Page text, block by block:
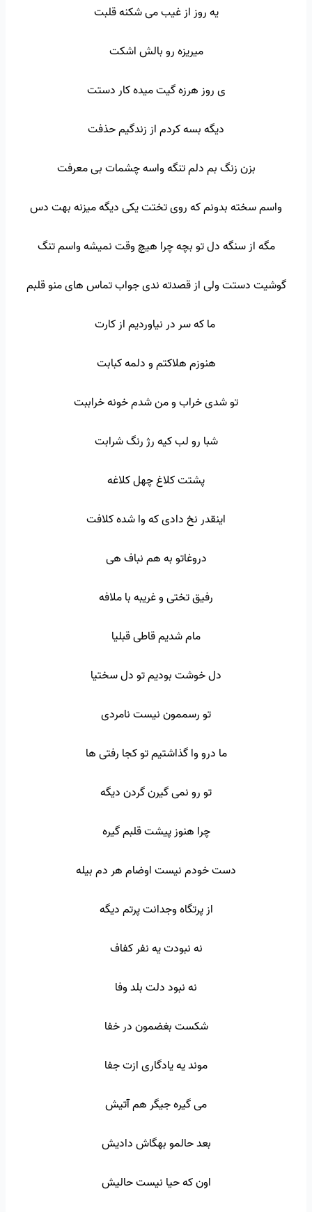
یه روز از غیب می شکنه قلبت
میریزه رو بالش اشکت
ی روز هرزه گیت میده کار دستت
دیگه بسه کردم از زندگیم حذفت
بزن زنگ بم دلم تنگه واسه چشمات بی معرفت
واسم سخته بدونم که روی تختت یکی دیگه میزنه بهت دس
مگه از سنگه دل تو بچه چرا هیچ وقت نمیشه واسم تنگ
گوشیت دستت ولی از قصدته ندی جواب تماس های منو قلبم
ما که سر در نیاوردیم از کارت
هنوزم هلاکتم و دلمه کبابت
تو شدی خراب و من شدم خونه خراببت
شبا رو لب کیه رژ رنگ شرابت
پشتت کلاغ چهل کلاغه
اینقدر نخ دادی که وا شده کلافت
دروغاتو به هم نباف هی
رفیق تختی و غریبه با ملافه
مام شدیم قاطی قبلیا
دل خوشت بودیم تو دل سختیا
تو رسممون نیست نامردی
ما درو وا گذاشتیم تو کجا رفتی ها
تو رو نمی گیرن گردن دیگه
چرا هنوز پیشت قلبم گیره
دست خودم نیست اوضام هر دم بیله
از پرتگاه وجدانت پرتم دیگه
نه نبودت یه نفر کفاف
نه نبود دلت بلد وفا
شکست بغضمون در خفا
موند یه یادگاری ازت جفا
می گیره جیگر هم آتیش
بعد حالمو بهگاش دادیش
اون که حیا نیست حالیش